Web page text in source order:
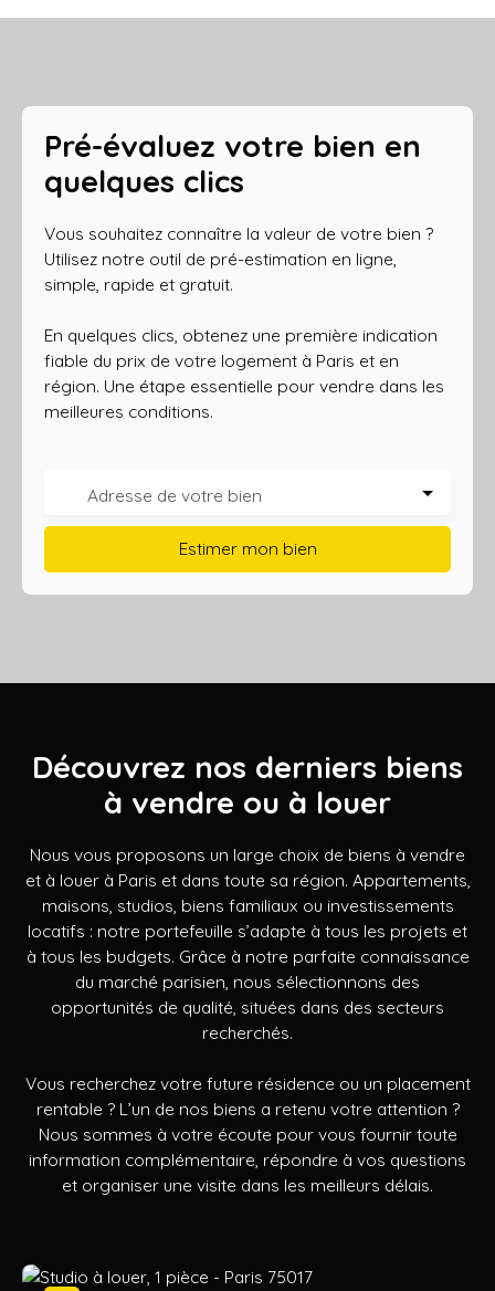
Pré-évaluez votre bien en
quelques clics
Vous souhaitez connaître la valeur de votre bien ?
Utilisez notre outil de pré-estimation en ligne,
simple, rapide et gratuit.
En quelques clics, obtenez une première indication
fiable du prix de votre logement à Paris et en
région. Une étape essentielle pour vendre dans les
meilleures conditions.
Adresse de votre bien
Estimer mon bien
Découvrez nos derniers biens
à vendre ou à louer
Nous vous proposons un large choix de biens à vendre
et à louer à Paris et dans toute sa région. Appartements,
maisons, studios, biens familiaux ou investissements
locatifs : notre portefeuille s’adapte à tous les projets et
à tous les budgets. Grâce à notre parfaite connaissance
du marché parisien, nous sélectionnons des
opportunités de qualité, situées dans des secteurs
recherchés.
Vous recherchez votre future résidence ou un placement
rentable ? L’un de nos biens a retenu votre attention ?
Nous sommes à votre écoute pour vous fournir toute
information complémentaire, répondre à vos questions
et organiser une visite dans les meilleurs délais.